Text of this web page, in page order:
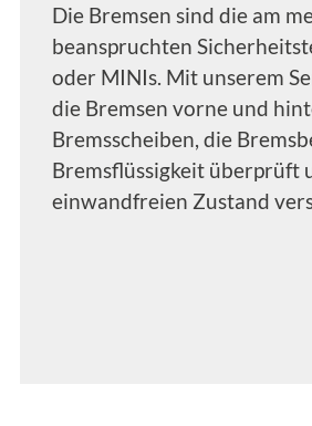
Die Bremsen sind die am
beanspruchten
oder MINIs. Mit unserem
die Bremsen vorne und
Bremsscheiben, die
Bremsflüssigkeit überprüft
einwandfreien Zustand